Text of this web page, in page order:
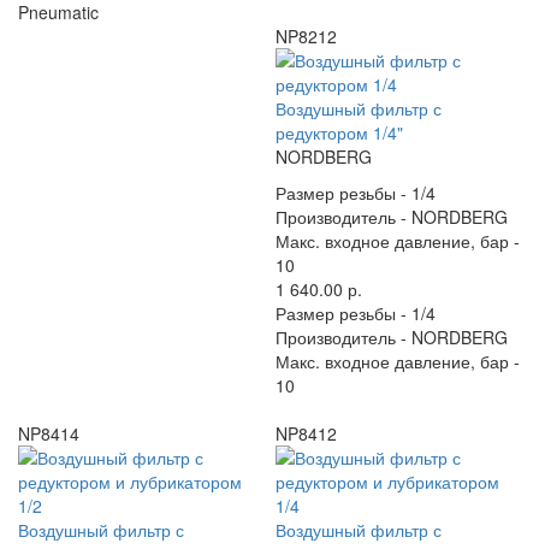
Pneumatic
NP8212
Воздушный фильтр с
редуктором 1/4"
NORDBERG
Размер резьбы - 1/4
Производитель - NORDBERG
Макс. входное давление, бар -
10
1 640.00 р.
Размер резьбы - 1/4
Производитель - NORDBERG
Макс. входное давление, бар -
10
NP8414
Воздушный фильтр с
NP8412
Воздушный фильтр с